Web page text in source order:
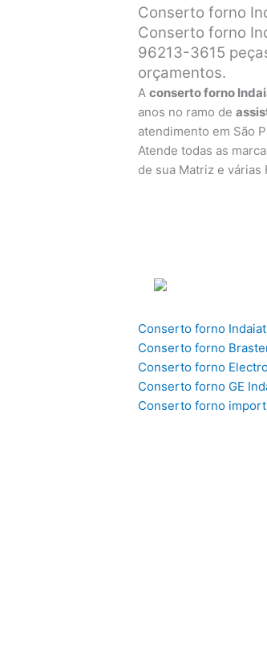
Conserto forno
Conserto forno
96213-3615
orçamentos.
Aconserto forno
anos no ramo de
atendimento em São
Atende todas as
de sua Matriz e várias
Conserto forno
Conserto forno
Conserto forno
Conserto forno GE
Conserto forno